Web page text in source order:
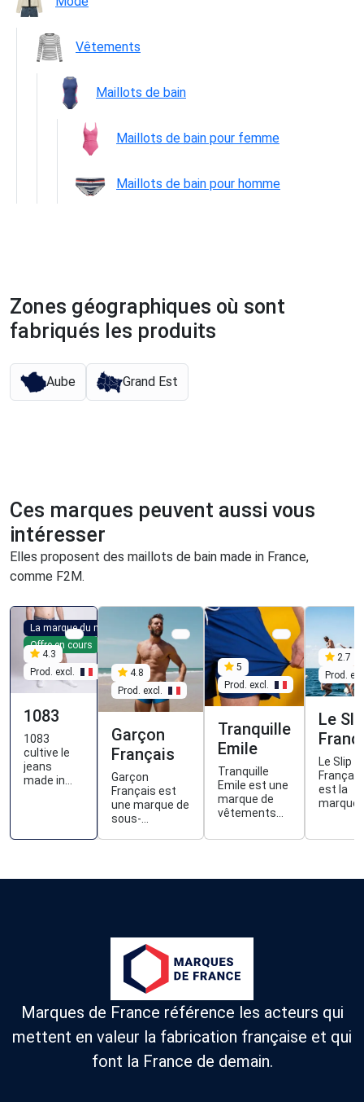
Vêtements
Maillots de bain
Maillots de bain pour femme
Maillots de bain pour homme
Zones géographiques où sont
fabriqués les produits
Aube Grand Est
Ces marques peuvent aussi vous
intéresser
Elles proposent des maillots de bain made in France,
comme F2M.
La marque du mois
Offre en cours
4.3
Prod. excl.
1083
1083
cultive le
jeans
made in
et baskets
4.8
Prod. excl.
Garçon
Français
Garçon
Français est
une marque de
sous-
totalement
fabriquées en
France,
principalement
à Troyes.
5
Prod. excl.
Tranquille
Emile
Tranquille
Emile est une
marque de
vêtements
une collection
famille.
2.7
Prod.
Le
Le Slip
Français
est la
marque
Marques de France référence les acteurs qui
mettent en valeur la fabrication française et qui
font la France de demain.